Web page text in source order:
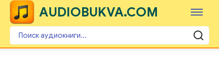
AUDIOBUKVA.COM